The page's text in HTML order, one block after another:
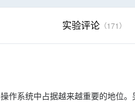
实验评论 （171 ）
作系统中占据越来越重要的地位